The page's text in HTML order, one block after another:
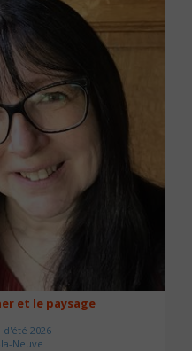
et le paysage
2026
Neuve